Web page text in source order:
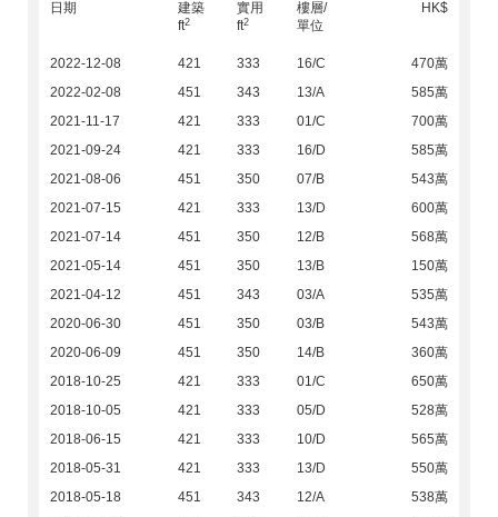
日期
建築
ft2
實用
ft2
樓層/
單位
HK$
2022-12-08 421 333 16/C
470萬
2022-02-08
451 343 13/A
585萬
2021-11-17
421 333 01/C
700萬
2021-09-24
421 333 16/D
585萬
2021-08-06
451 350 07/B
543萬
2021-07-15
421 333 13/D
600萬
2021-07-14
451 350 12/B
568萬
2021-05-14
451 350 13/B
150萬
2021-04-12
451 343 03/A
535萬
2020-06-30
451 350 03/B
543萬
2020-06-09
451 350 14/B
360萬
2018-10-25
421 333 01/C
650萬
2018-10-05
421 333 05/D
528萬
2018-06-15
421 333 10/D
565萬
2018-05-31
421 333 13/D
550萬
2018-05-18
451 343 12/A
538萬